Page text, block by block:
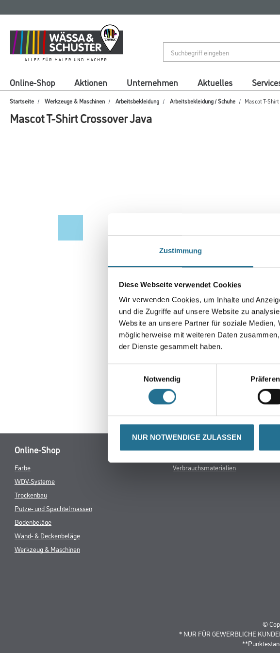
Zustimmung
Diese Webseite verwendet Cookies
Wir verwenden Cookies, um Inhalte und
und die Zugriffe auf unsere Website zu
Website an unsere Partner für soziale
möglicherweise mit weiteren Daten
der Dienste gesammelt haben.
Notwendig
NUR NOTWENDIGE ZULASSEN
springen
springen
Online-Shop Aktionen Unternehmen Aktuelles
Startseite Werkzeuge & Maschinen Arbeitsbekleidung Arbeitsbekleidung / Schuhe Mascot T-
Mascot T-Shirt Crossover Java
Online-Shop
Farbe
WDV-Systeme
Trockenbau
Putze- und Spachtelmassen
Bodenbeläge
Wand- & Deckenbeläge
Werkzeug & Maschinen
Verbrauchsmaterialien
©
* NUR FÜR GEWERBLICHE